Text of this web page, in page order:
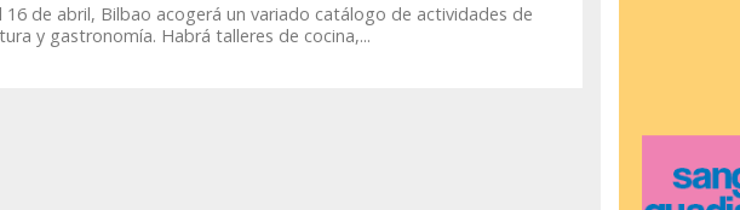
16 de abril, Bilbao acogerá un variado catálogo de actividades de
y gastronomía. Habrá talleres de cocina,...